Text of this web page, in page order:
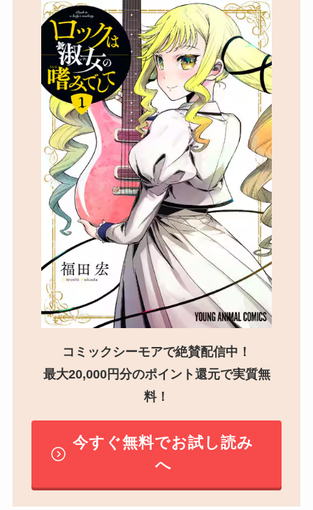
コミックシーモアで絶賛配信中！
最大20,000円分のポイント還元で実質無
料！
今すぐ無料でお試し読み
へ